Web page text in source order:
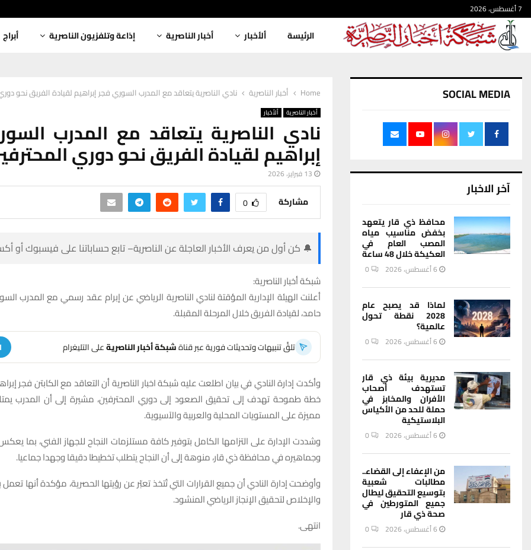
7 أغسطس، 2026
الرئيسة ألأخبار أخبار الناصرية إذاعة وتلفزيون الناصرية أبراج
Home أخبار الناصرية نادي الناصرية يتعاقد مع المدرب السوري فجر إبراهيم لقيادة الفريق نحو
أخبار الناصرية ألأخبار
نادي الناصرية يتعاقد مع المدرب
إبراهيم لقيادة الفريق نحو دوري
13 فبراير، 2026
مشاركة 0
🔔 كن أول من يعرف الأخبار العاجلة عن الناصرية– تابع حساباتنا على فيسبوك أو
شبكة أخبار الناصرية:
أعلنت الهيئة الإدارية المؤقتة لنادي الناصرية الرياضي عن إبرام عقد رسمي مع المدرب
حامد، لقيادة الفريق خلال المرحلة المقبلة.
تلقَّ تنبيهات وتحديثات فورية عبر قناةشبكة أخبار الناصريةعلى التليغرام
وأكدت إدارة النادي في بيان اطلعت عليه شبكة اخبار الناصرية أن التعاقد مع الكابتن فجر
خطة طموحة تهدف إلى تحقيق الصعود إلى دوري المحترفين، مشيرة إلى أن المدرب
مميزة على المستويات المحلية والعربية والآسيوية.
وشددت الإدارة على التزامها الكامل بتوفير كافة مستلزمات النجاح للجهاز الفني، بما
وجماهيره في محافظة ذي قار، منوهة إلى أن النجاح يتطلب تخطيطا دقيقا وجهدا جماعيا.
وأوضحت إدارة النادي أن جميع القرارات التي تُتخذ تعبّر عن رؤيتها الحصرية، مؤكدة أنها
والإخلاص لتحقيق الإنجاز الرياضي المنشود.
انتهى.
SOCIAL MEDIA
آخر الاخبار
محافظ ذي قار يتعهد
بخفض مناسيب مياه
المصب العام في
العكيكة خلال 48 ساعة
6 أغسطس، 2026 0
لماذا قد يصبح عام
2028 نقطة تحول
عالمية؟
6 أغسطس، 2026 0
مديرية بيئة ذي قار
تستهدف أصحاب
الأفران والمخابز في
حملة للحد من الأكياس
البلاستيكية
6 أغسطس، 2026 0
من الإعفاء إلى القضاء..
مطالبات شعبية
بتوسيع التحقيق ليطال
جميع المتورطين في
صحة ذي قار
6 أغسطس، 2026 0